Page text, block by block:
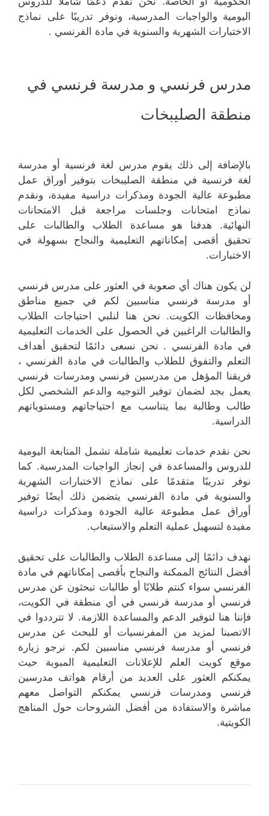
اليومية والواجبات المدرسية، ونوفر تدريبًا على نماذج
الاختبارات الشهرية والسنوية في مادة الفرنسي .
مدرس فرنسي و مدرسة فرنسي في
منطقة الصليبخات
بالإضافة إلى ذلك يقوم مدرس لغة فرنسية أو مدرسة
لغة فرنسية في منطقة الصليبخات بتوفير أوراق عمل
مطبوعة عالية الجودة ومذكرات دراسية مفيدة، ونقدم
نماذج امتحانات وجلسات مراجعة قبل الامتحانات
النهائية. هدفنا هو مساعدة الطلاب والطالبات على
تحقيق أقصى إمكاناتهم التعليمية والنجاح بسهولة في
الاختبارات.
لن يكون هناك أي صعوبة في العثور على مدرس فرنسي
أو مدرسة فرنسي مناسبين لكم في جميع مناطق
ومحافظات الكويت. نحن هنا لنلبي احتياجات الطلاب
والطالبات الراغبين في الحصول على الخدمات التعليمية
في مادة الفرنسي . نحن نسعى دائمًا لتحقيق أهداف
التعلم والتفوق للطلاب والطالبات في مادة الفرنسي ،
فريقنا المؤهل من مدرسين فرنسي ومدرسات فرنسي
يعمل بجد لضمان توفير التوجيه والدعم الشخصي لكل
طالب وطالبة بما يتناسب مع احتياجاتهم ومستوياتهم
الدراسية.
نحن نقدم خدمات تعليمية شاملة تشمل المتابعة اليومية
للدروس والمساعدة في إنجاز الواجبات المدرسية. كما
نوفر تدريبًا متقدمًا على نماذج الاختبارات الشهرية
والسنوية في مادة الفرنسي يتضمن ذلك أيضًا توفير
أوراق عمل مطبوعة عالية الجودة ومذكرات دراسية
مفيدة لتسهيل عملية التعلم والاستيعاب.
نهدف دائمًا إلى مساعدة الطلاب والطالبات على تحقيق
أفضل النتائج الممكنة والنجاح بأقصى إمكاناتهم في مادة
الفرنسي سواء كنتم طلابًا أو طالبات تبحثون عن مدرس
فرنسي أو مدرسة فرنسي في أي منطقة في الكويت،
فإننا هنا لتوفير الدعم والمساعدة اللازمة. لا تترددوا في
الاتصبنا لمزيد من المفرنسيات أو للبحث عن مدرس
فرنسي أو مدرسة فرنسي مناسبين لكم. نرجو زيارة
موقع كويت العلم للإعلانات التعليمية المبوبة حيث
يمكنكم العثور على العديد من أرقام هواتف مدرسين
فرنسي ومدرسات فرنسي يمكنكم التواصل معهم
مباشرة والاستفادة من أفضل الشروحات حول المناهج
الكويتية.